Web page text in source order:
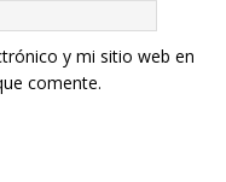
y mi sitio web en
comente.